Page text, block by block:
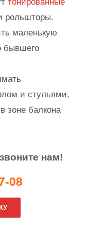
рольшторы.
маленькую
бывшего
и стульями,
зоне балкона
нам!
08